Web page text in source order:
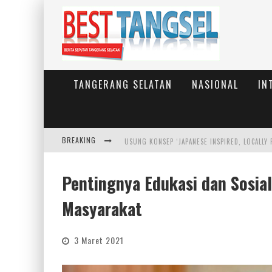
TANGERANG SELATAN NASIONAL
BREAKING
Pentingnya Edukasi dan
Masyarakat
3 Maret 2021